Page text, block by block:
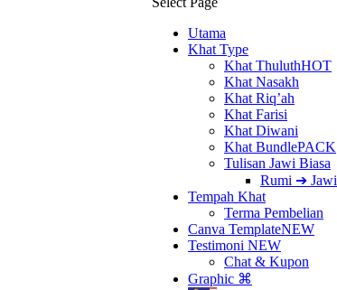
Utama
Khat Type
Khat ThuluthHOT
Khat Nasakh
Khat Riq’ah
Khat Farisi
Khat Diwani
Khat BundlePACK
Tulisan Jawi Biasa
Rumi ➔ Jawi
Tempah Khat
Terma Pembelian
Canva TemplateNEW
Testimoni NEW
Chat & Kupon
Graphic ⌘